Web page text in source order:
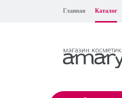
Главная Каталог